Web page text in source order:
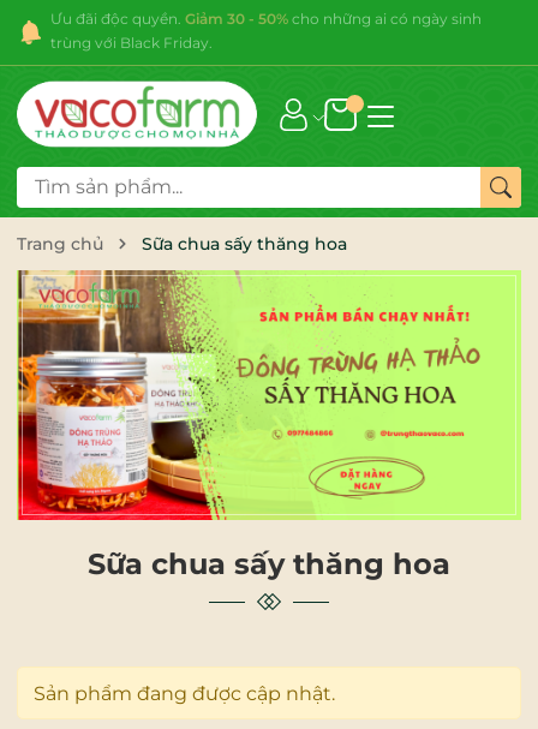
Ưu đãi độc quyền. Giảm 30 - 50% cho những ai có ngày sinh
trùng với Black Friday.
Trang chủ Sữa chua sấy thăng hoa
Sữa chua sấy thăng hoa
Sản phẩm đang được cập nhật.